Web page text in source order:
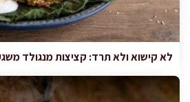
לא קישוא ולא תרד: קציצות מנגולד